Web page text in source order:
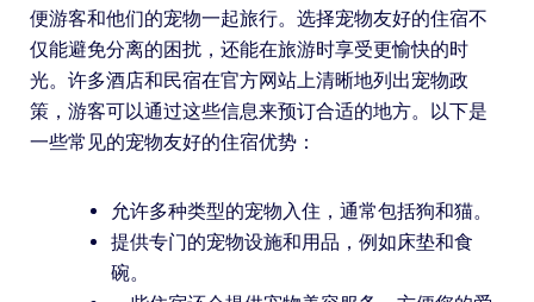
便游客和他们的宠物一起旅行。选择宠物友好的住宿不
仅能避免分离的困扰，还能在旅游时享受更愉快的时
光。许多酒店和民宿在官方网站上清晰地列出宠物政
策，游客可以通过这些信息来预订合适的地方。以下是
一些常见的宠物友好的住宿优势：
允许多种类型的宠物入住，通常包括狗和猫。
提供专门的宠物设施和用品，例如床垫和食
碗。